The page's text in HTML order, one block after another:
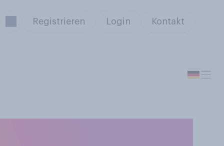
Registrieren Login Kontakt